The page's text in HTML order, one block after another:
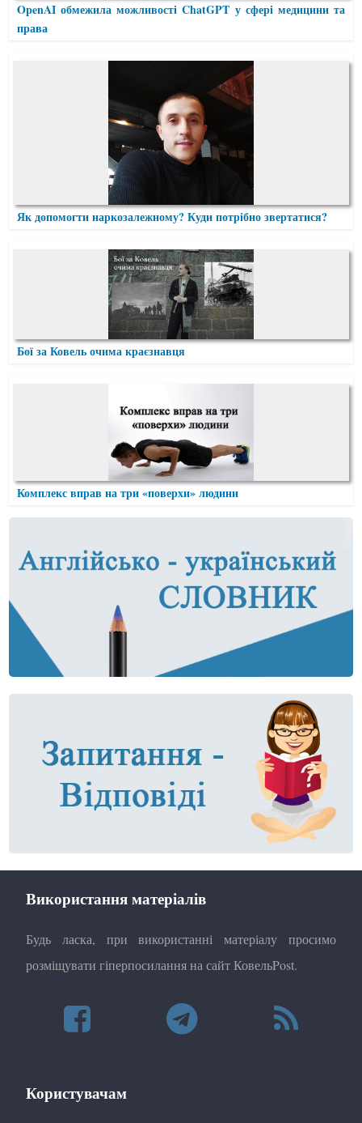
OpenAI обмежила можливості ChatGPT у сфері медицини та
права
Як допомогти наркозалежному? Куди потрібно звертатися?
Бої за Ковель очима краєзнавця
Комплекс вправ на три «поверхи» людини
Використання матеріалів
Будь ласка, при використанні матеріалу просимо
розміщувати гіперпосилання на сайт КовельPost.
Користувачам